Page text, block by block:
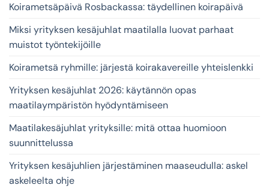
Koirametsäpäivä Rosbackassa: täydellinen koirapäivä
Miksi yrityksen kesäjuhlat maatilalla luovat parhaat
muistot työntekijöille
Koirametsä ryhmille: järjestä koirakavereille yhteislenkki
Yrityksen kesäjuhlat 2026: käytännön opas
maatilaympäristön hyödyntämiseen
Maatilakesäjuhlat yrityksille: mitä ottaa huomioon
suunnittelussa
Yrityksen kesäjuhlien järjestäminen maaseudulla: askel
askeleelta ohje